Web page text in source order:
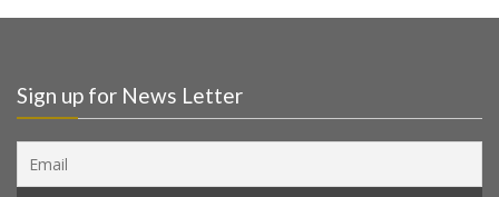
Sign up for News Letter